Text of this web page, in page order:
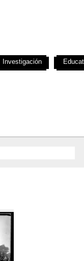
Investigación